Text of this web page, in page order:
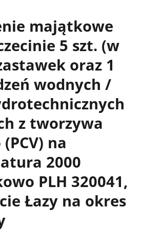
majątkowe
5 szt. (w
oraz 1
wodnych /
z tworzywa
na
2000
PLH 320041,
Łazy na okres